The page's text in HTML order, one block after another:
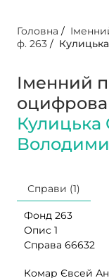
Головна /
ф. 263 /
Іменний
Кулицька
Справи (1)
Фонд 263
Опис 1
Справа 66632
Комар Євсей